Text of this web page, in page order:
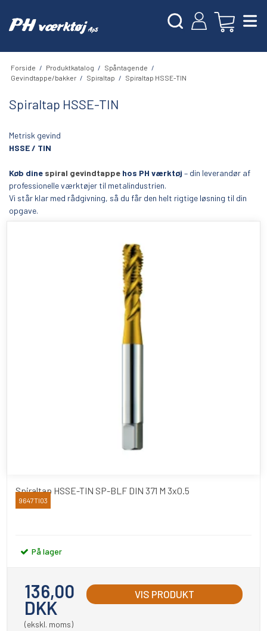
Forside / Produktkatalog / Spåntagende /
Gevindtappe/bakker / Spiraltap / Spiraltap HSSE-TIN
Spiraltap HSSE-TIN
Metrisk gevind
HSSE / TIN
Køb dine spiral gevindtappe hos PH værktøj – din leverandør af
professionelle værktøjer til metalindustrien.
Vi står klar med rådgivning, så du får den helt rigtige løsning til din
opgave.
Spiraltap HSSE-TIN SP-BLF DIN 371 M 3x0.5
YAMAWA
9647TI03
På lager
136,00
DKK
(ekskl. moms)
VIS PRODUKT